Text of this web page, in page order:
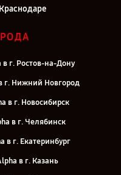
в г. Ростов-на-Дону
г. Нижний Новгород
в г. Новосибирск
в г. Челябинск
в г. Екатеринбург
в г. Казань